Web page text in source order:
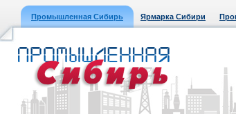
Промышленная Сибирь Ярмарка Сибири